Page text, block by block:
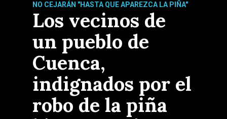
NO CEJARÁN "HASTA QUE APAREZCA LA PIÑA"
Los vecinos de
un pueblo de
Cuenca,
indignados por el
robo de la piña